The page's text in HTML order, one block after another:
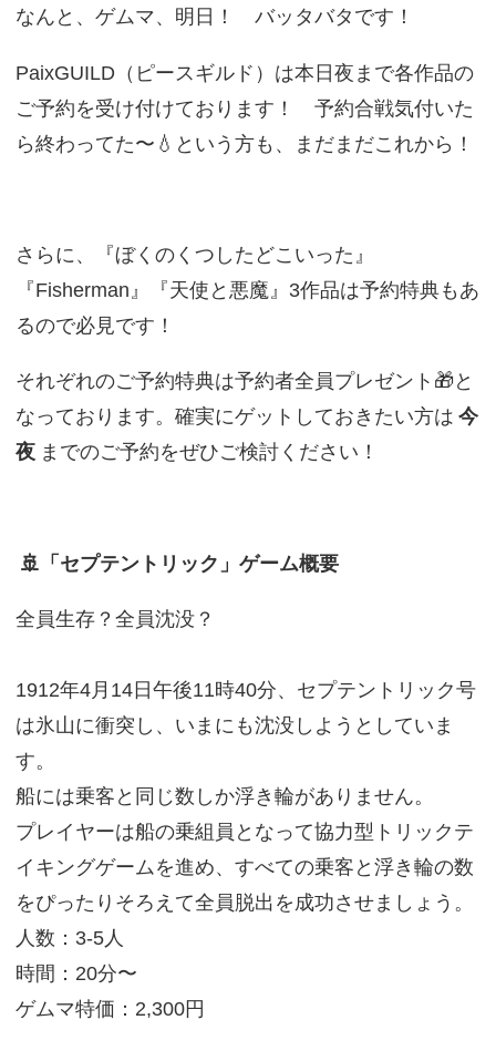
なんと、ゲムマ、明日！ バッタバタです！
PaixGUILD（ピースギルド）は本日夜まで各作品の
ご予約を受け付けております！ 予約合戦気付いた
ら終わってた〜💧という方も、まだまだこれから！
さらに、『ぼくのくつしたどこいった』
『Fisherman』『天使と悪魔』3作品は予約特典もあ
るので必見です！
それぞれのご予約特典は予約者全員プレゼント🎁と
なっております。確実にゲットしておきたい方は 今
夜 までのご予約をぜひご検討ください！
🚢「セプテントリック」ゲーム概要
全員生存？全員沈没？
1912年4月14日午後11時40分、セプテントリック号
は氷山に衝突し、いまにも沈没しようとしていま
す。
船には乗客と同じ数しか浮き輪がありません。
プレイヤーは船の乗組員となって協力型トリックテ
イキングゲームを進め、すべての乗客と浮き輪の数
をぴったりそろえて全員脱出を成功させましょう。
人数：3-5人
時間：20分〜
ゲムマ特価：2,300円